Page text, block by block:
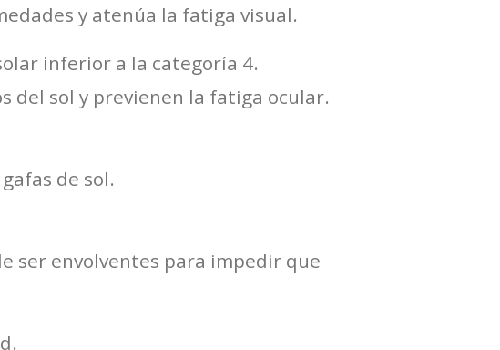
y atenúa la fatiga visual.
inferior a la categoría 4.
del sol y previenen la fatiga ocular.
de sol.
ser envolventes para impedir que